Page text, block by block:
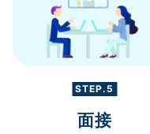
STEP.5
面接